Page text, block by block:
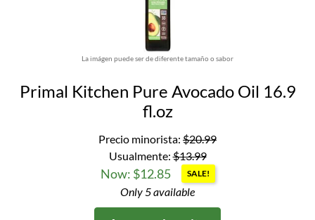
La imágen puede ser de diferente tamaño o sabor
Primal Kitchen Pure Avocado Oil 16.9
fl.oz
Precio minorista: $20.99
Usualmente:$13.99
Now: $12.85 SALE!
Only 5 available